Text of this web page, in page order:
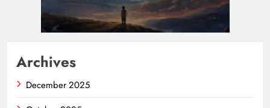
Archives
December 2025